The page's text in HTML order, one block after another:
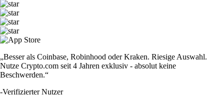
„Besser als Coinbase, Robinhood oder Kraken. Riesige Auswahl.
Nutze Crypto.com seit 4 Jahren exklusiv - absolut keine
Beschwerden.“
-Verifizierter Nutzer